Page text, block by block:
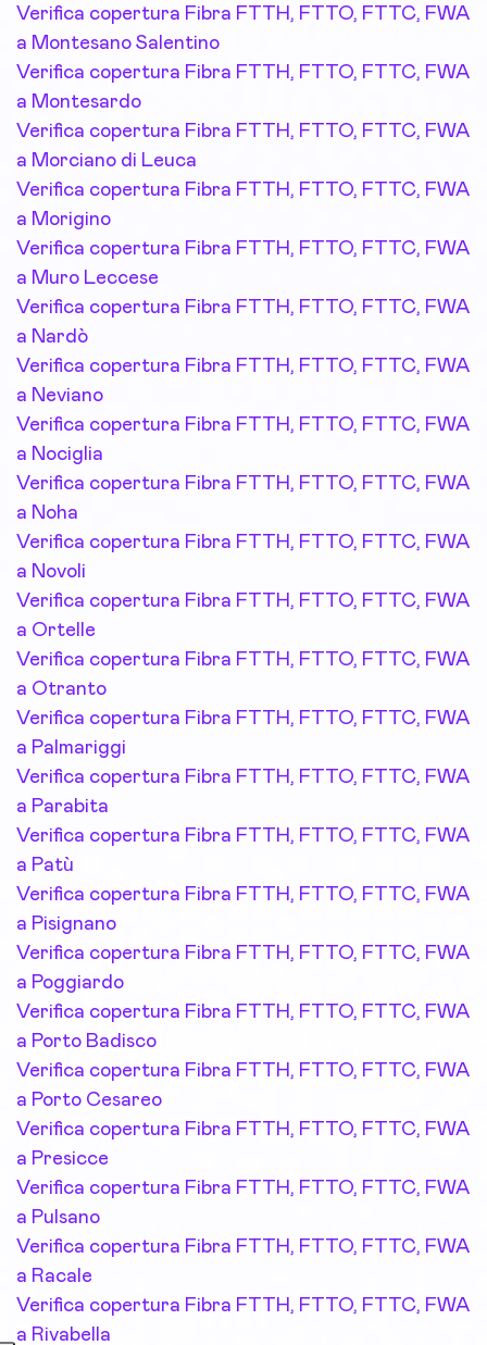
Verifica copertura Fibra FTTH, FTTO, FTTC, FWA
a Montesano Salentino
Verifica copertura Fibra FTTH, FTTO, FTTC, FWA
a Montesardo
Verifica copertura Fibra FTTH, FTTO, FTTC, FWA
a Morciano di Leuca
Verifica copertura Fibra FTTH, FTTO, FTTC, FWA
a Morigino
Verifica copertura Fibra FTTH, FTTO, FTTC, FWA
a Muro Leccese
Verifica copertura Fibra FTTH, FTTO, FTTC, FWA
a Nardò
Verifica copertura Fibra FTTH, FTTO, FTTC, FWA
a Neviano
Verifica copertura Fibra FTTH, FTTO, FTTC, FWA
a Nociglia
Verifica copertura Fibra FTTH, FTTO, FTTC, FWA
a Noha
Verifica copertura Fibra FTTH, FTTO, FTTC, FWA
a Novoli
Verifica copertura Fibra FTTH, FTTO, FTTC, FWA
a Ortelle
Verifica copertura Fibra FTTH, FTTO, FTTC, FWA
a Otranto
Verifica copertura Fibra FTTH, FTTO, FTTC, FWA
a Palmariggi
Verifica copertura Fibra FTTH, FTTO, FTTC, FWA
a Parabita
Verifica copertura Fibra FTTH, FTTO, FTTC, FWA
a Patù
Verifica copertura Fibra FTTH, FTTO, FTTC, FWA
a Pisignano
Verifica copertura Fibra FTTH, FTTO, FTTC, FWA
a Poggiardo
Verifica copertura Fibra FTTH, FTTO, FTTC, FWA
a Porto Badisco
Verifica copertura Fibra FTTH, FTTO, FTTC, FWA
a Porto Cesareo
Verifica copertura Fibra FTTH, FTTO, FTTC, FWA
a Presicce
Verifica copertura Fibra FTTH, FTTO, FTTC, FWA
a Pulsano
Verifica copertura Fibra FTTH, FTTO, FTTC, FWA
a Racale
Verifica copertura Fibra FTTH, FTTO, FTTC, FWA
a Rivabella